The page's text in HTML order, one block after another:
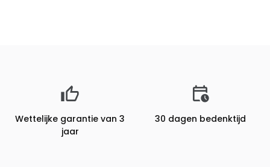
Wettelijke garantie van 3
jaar
30 dagen bedenktijd